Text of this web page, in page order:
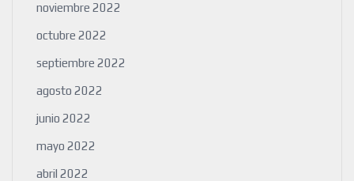
noviembre 2022
octubre 2022
septiembre 2022
agosto 2022
junio 2022
mayo 2022
abril 2022